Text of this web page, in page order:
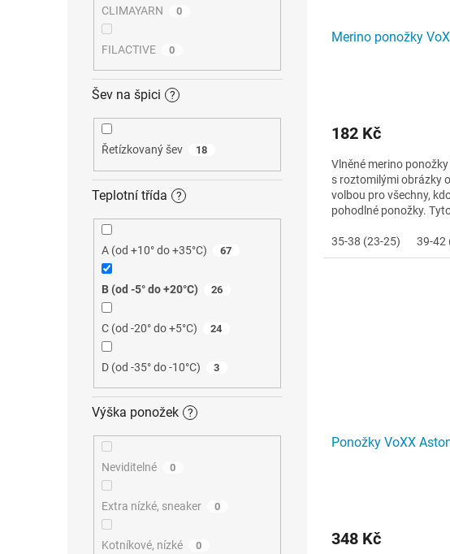
CLIMAYARN 0
FILACTIVE 0
Šev na špici ?
Řetízkovaný šev 18
Teplotní třída ?
A (od +10° do +35°C) 67
B (od -5° do +20°C) 26
C (od -20° do +5°C) 24
D (od -35° do -10°C) 3
Výška ponožek ?
Neviditelné 0
Extra nízké, sneaker 0
Kotníkové, nízké 0
Merino ponožky
182 Kč
Vlněné merino
s roztomilými obrázky
volbou pro všechny,
pohodlné ponožky.
35-38 (23-25)
39-42
Ponožky VoXX
348 Kč